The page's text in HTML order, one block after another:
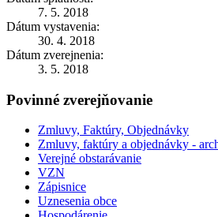
7. 5. 2018
Dátum vystavenia:
30. 4. 2018
Dátum zverejnenia:
3. 5. 2018
Povinné zverejňovanie
Zmluvy, Faktúry, Objednávky
Zmluvy, faktúry a objednávky -
Verejné obstarávanie
VZN
Zápisnice
Uznesenia obce